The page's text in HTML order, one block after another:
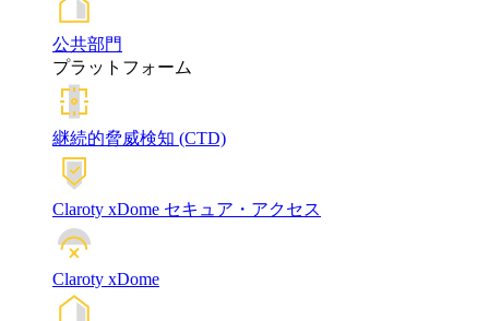
公共部門
プラットフォーム
継続的脅威検知 (CTD)
Claroty xDome セキュア・アクセス
Claroty xDome